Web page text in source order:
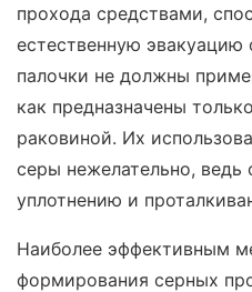
прохода средствами,
естественную
палочки не должны
как предназначены
раковиной. Их
серы нежелательно, ведь
уплотнению и
Наиболее эффективным
формирования серных